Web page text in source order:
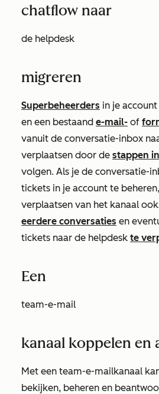
chatflow naar
de helpdesk
migreren
Superbeheerders in je
en een bestaand e-mail- of
vanuit de conversatie-inbox
verplaatsen door de stappen
volgen. Als je de conversatie-
tickets in je account te
verplaatsen van het kanaal
eerdere conversaties en
tickets naar de helpdesk te
Een
team-e-mail
kanaal koppelen en
Met een team-e-mailkanaal
bekijken, beheren en